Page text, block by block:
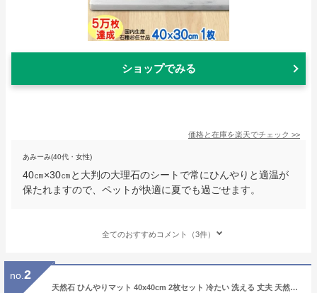
ショップでみる
価格と在庫を楽天でチェック >>
あみーみ(40代・女性)
40㎝×30㎝と大判の大理石のシートで常にひんやりと適温が
保たれますので、ペットが快適に夏でも過ごせます。
全てのおすすめコメント（3件）
no. 2
天然石 ひんやりマット 40x40cm 2枚セット 冷たい 洗える 丈夫 天然石 ペット 犬 猫 うさぎ いぬ ねこ イヌ ネコ 小型犬 大型犬 ベッド 冷却 涼感 涼しい クールベッド クールマット シート 夏用 暑さ対策 グッズ 夏対策 ペット用品 ペット用マット